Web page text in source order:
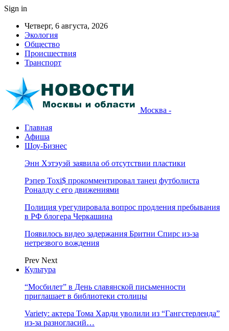
Sign in
Четверг, 6 августа, 2026
Экология
Общество
Происшествия
Транспорт
Москва -
Главная
Афиша
Шоу-Бизнес
Энн Хэтэуэй заявила об отсутствии пластики
Рэпер Toxi$ прокомментировал танец футболиста
Роналду с его движениями
Полиция урегулировала вопрос продления пребывания
в РФ блогера Черкашина
Появилось видео задержания Бритни Спирс из-за
нетрезвого вождения
Prev Next
Культура
“Мосбилет” в День славянской письменности
приглашает в библиотеки столицы
Variety: актера Тома Харди уволили из “Гангстерленда”
из-за разногласий…